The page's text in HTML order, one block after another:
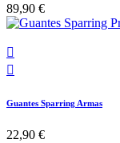
89,90 €


Guantes Sparring Armas
22,90 €